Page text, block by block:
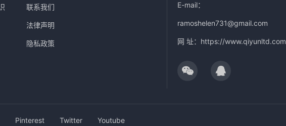
联系我们
法律声明
隐私政策
E-mail：
ramoshelen731@gmail.com
网 址： https://www.qiyunltd.com
Pinterest Twitter Youtube